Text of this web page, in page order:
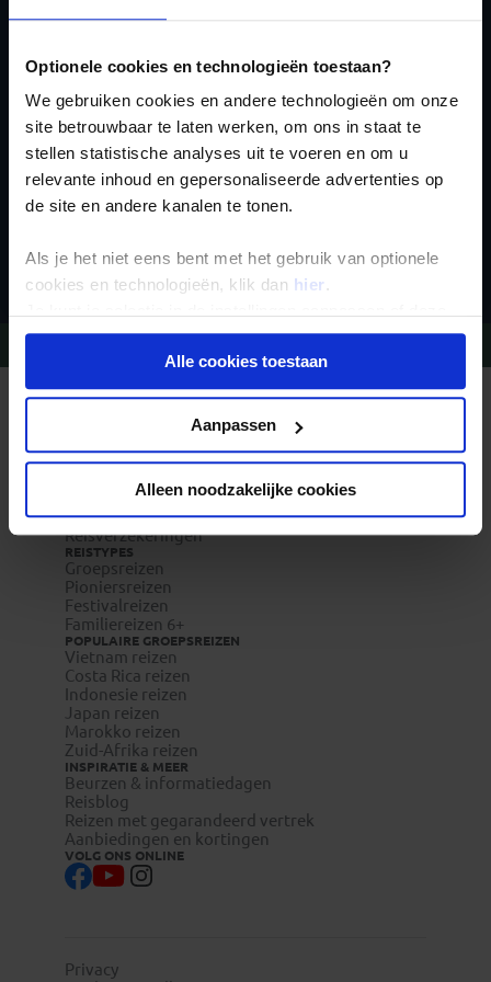
Optionele cookies en technologieën toestaan?
We gebruiken cookies en andere technologieën om onze
site betrouwbaar te laten werken, om ons in staat te
stellen statistische analyses uit te voeren en om u
relevante inhoud en gepersonaliseerde advertenties op
de site en andere kanalen te tonen.
Als je het niet eens bent met het gebruik van optionele
cookies en technologieën, klik dan hier .
onder aan de pagina op elk gewenst moment voor de
toekomst wijzigen.Alle cookies toestaan
Aanpassen
Alleen noodzakelijke cookies
nieuwsbrief
Waarom Koning Aap?
Duurzaam toerisme
Vacatures
Veelgestelde vragen
Reisdocumenten aanvragen
Reisverzekeringen
REISTYPES
Groepsreizen
Pioniersreizen
Festivalreizen
Familiereizen 6+
POPULAIRE GROEPSREIZEN
Vietnam reizen
Costa Rica reizen
Indonesie reizen
Japan reizen
Marokko reizen
Zuid-Afrika reizen
INSPIRATIE & MEER
Beurzen & informatiedagen
Reisblog
Reizen met gegarandeerd vertrek
Aanbiedingen en kortingen
VOLG ONS ONLINE
Privacy